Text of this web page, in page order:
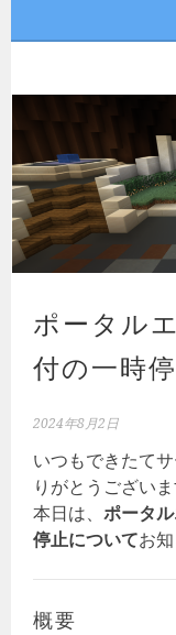
ポータル
付の一時
2024年8月2日
いつもできたて
りがとうございま
本日は、ポータ
停止についてお
概要